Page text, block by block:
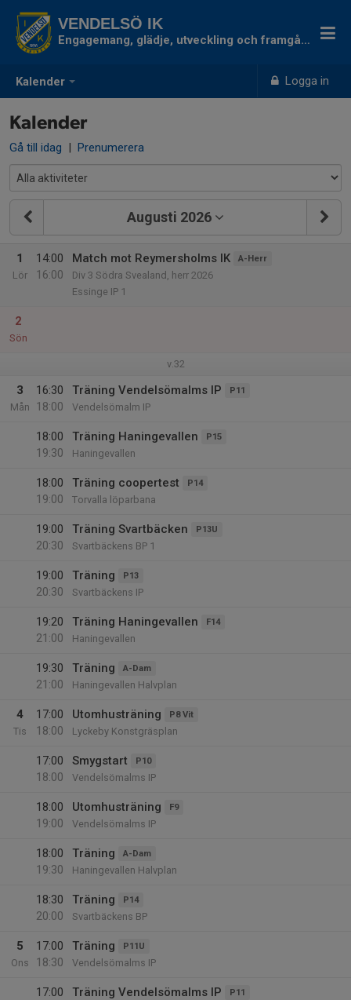
Kalender Logga in
VENDELSÖ IK
Engagemang, glädje, utveckling och framgång
Kalender
Gå till idag | Prenumerera
Augusti 2026
1
Lör
14:00
16:00
Match mot Reymersholms IK A-Herr
Div 3 Södra Svealand, herr 2026
Essinge IP 1
2
Sön
v.32
3
Mån
16:30
18:00
Träning Vendelsömalms IP P11
Vendelsömalm IP
18:00
19:30
Träning Haningevallen P15
Haningevallen
18:00
19:00
Träning coopertest P14
Torvalla löparbana
19:00
20:30
Träning Svartbäcken P13U
Svartbäckens BP 1
19:00
20:30
Träning P13
Svartbäckens IP
19:20
21:00
Träning Haningevallen F14
Haningevallen
19:30
21:00
Träning A-Dam
Haningevallen Halvplan
4
Tis
17:00
18:00
Utomhusträning P8 Vit
Lyckeby Konstgräsplan
17:00
18:00
Smygstart P10
Vendelsömalms IP
18:00
19:00
Utomhusträning F9
Vendelsömalms IP
18:00
19:30
Träning A-Dam
Haningevallen Halvplan
18:30
20:00
Träning P14
Svartbäckens BP
5
Ons
17:00
18:30
Träning P11U
Vendelsömalms IP
17:00
Träning Vendelsömalms IP P11